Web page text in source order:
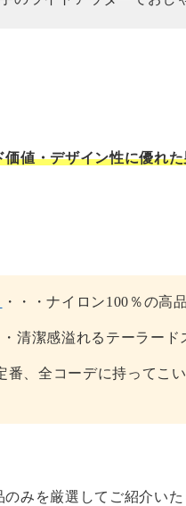
値・デザイン性に優れ
・・・ナイロン100％の高
・清潔感溢れるテーラード
番、全コーデに持ってこ
みを厳選してご紹介いた